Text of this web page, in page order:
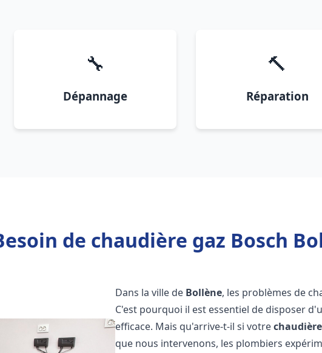
🔧
Dépannage
🔨
Réparation
de chaudière gaz Bosch
Dans la ville de Bollène, les problèmes de
C'est pourquoi il est essentiel de disposer
efficace. Mais qu'arrive-t-il si votre
que nous intervenons, les plombiers